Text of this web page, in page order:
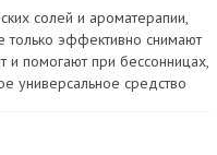
солей и ароматерапии,
эффективно снимают
и помогают при бессонницах,
универсальное средство